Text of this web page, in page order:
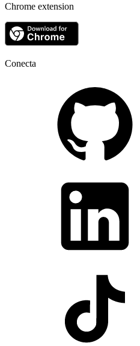
Chrome extension
Conecta